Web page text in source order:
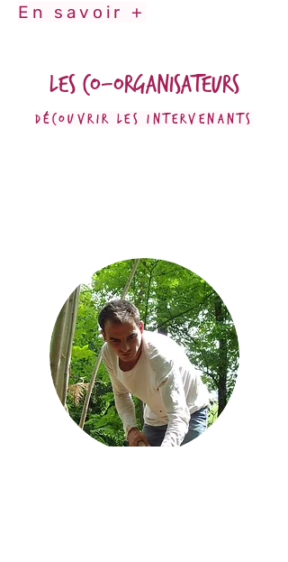
En savoir +
Les co-organisateurs
Découvrir les intervenants